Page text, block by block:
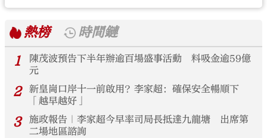
熱榜
時間鏈
1
陳茂波預告下半年辦逾百場盛事活動 料吸金逾59億
元
2
新皇崗口岸十一前啟用？李家超：確保安全暢順下
「越早越好」
3
施政報告｜李家超今早率司局長抵達九龍塘 出席第
二場地區諮詢